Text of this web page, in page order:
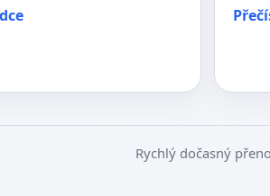
Rychlý dočasný